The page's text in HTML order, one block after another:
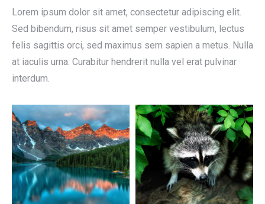
Lorem ipsum dolor sit amet, consectetur adipiscing elit.
Sed bibendum, risus sit amet semper vestibulum, lectus
felis sagittis orci, sed maximus sem sapien a metus. Nulla
at iaculis urna. Curabitur hendrerit nulla vel erat pulvinar
interdum.